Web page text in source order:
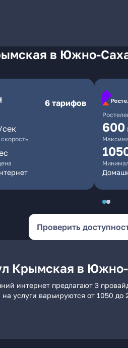
в Южно-
6 тарифов
600
Проверить
Крымская в
интернет предлагают 3
услуги варьируются от 1050